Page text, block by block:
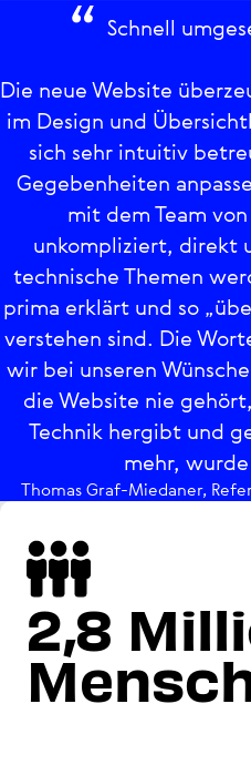
Schnell
Die neue Website
im Design und
sich sehr intuitiv
Gegebenheiten
mit dem Team
unkompliziert, direkt
technische Themen
prima erklärt und so
verstehen sind. Die
wir bei unseren
die Website nie
Technik hergibt und
mehr,
Thomas Graf-Miedaner,
2,8